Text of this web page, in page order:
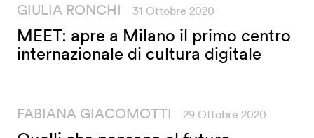
GIULIA RONCHI 31 Ottobre 2020
MEET: apre a Milano il primo centro
internazionale di cultura digitale
FABIANA GIACOMOTTI 29 Ottobre 2020